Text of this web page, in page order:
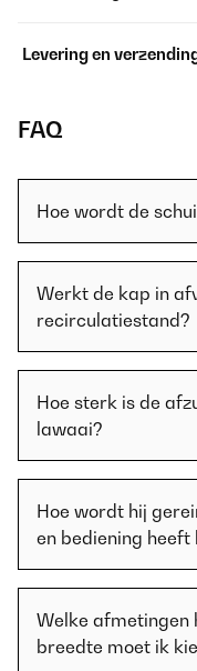
Levering en
FAQ
Hoe wordt de
Werkt de kap in
recirculatiestand?
Hoe sterk is de
lawaai?
Hoe wordt hij
en bediening heeft
Welke afmetingen
breedte moet ik